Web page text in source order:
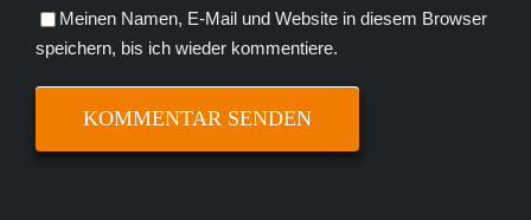
Meinen Namen, E-Mail und Website in diesem Browser
speichern, bis ich wieder kommentiere.